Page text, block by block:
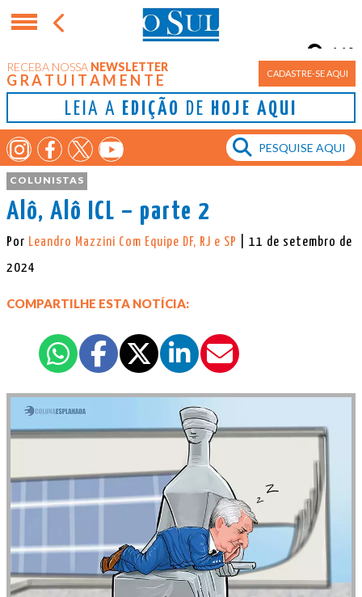
RECEBA NOSSA NEWSLETTER
GRATUITAMENTE CADASTRE-SE AQUI
LEIA A EDIÇÃO DE HOJE AQUI
Porto Alegre
11°
COLUNISTAS
Alô, Alô ICL – parte 2
Por Leandro Mazzini Com Equipe DF, RJ e SP
| 11 de setembro de
2024
COMPARTILHE ESTA NOTÍCIA: